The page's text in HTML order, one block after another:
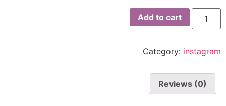
Add to cart
Category: instagram
Reviews (0)